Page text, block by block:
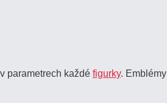
parametrech každé figurky. Emblémy